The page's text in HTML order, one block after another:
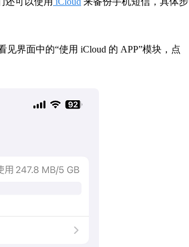
界面中的“使用 iCloud 的 APP”模块，点